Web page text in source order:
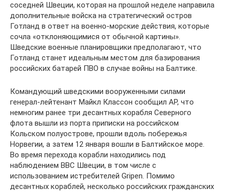
соседней Швеции, которая на прошлой неделе направила
дополнительные войска на стратегический остров
Готланд в ответ на военно-морские действия, которые
сочла «отклоняющимися от обычной картины».
Шведские военные планировщики предполагают, что
Готланд станет идеальным местом для базирования
российских батарей ПВО в случае войны на Балтике.
Командующий шведскими вооруженными силами
генерал-лейтенант Майкл Классон сообщил AP, что
немногим ранее три десантных корабля Северного
флота вышли из порта приписки на российском
Кольском полуострове, прошли вдоль побережья
Норвегии, а затем 12 января вошли в Балтийское море.
Во время перехода корабли находились под
наблюдением ВВС Швеции, в том числе с
использованием истребителей Gripen. Помимо
десантных кораблей, несколько российских гражданских